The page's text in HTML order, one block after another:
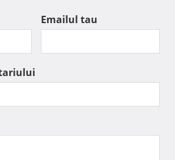
Emailul tau